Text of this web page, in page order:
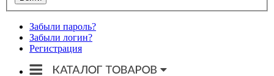
Забыли пароль?
Забыли логин?
Регистрация